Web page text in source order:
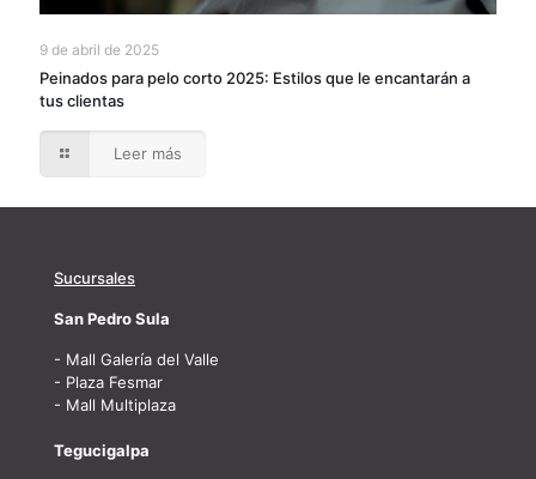
9 de abril de 2025
Peinados para pelo corto 2025: Estilos que le encantarán a
tus clientas
Leer más
Sucursales
San Pedro Sula
- Mall Galería del Valle
- Plaza Fesmar
- Mall Multiplaza
Tegucigalpa